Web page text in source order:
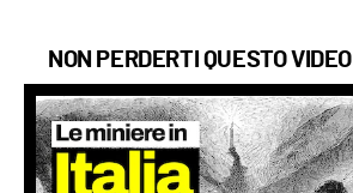
NON PERDERTI QUESTO VIDEO